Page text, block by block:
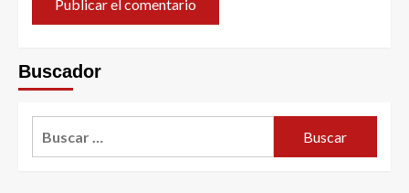
Buscador